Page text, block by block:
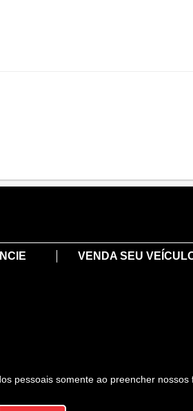
VENDA SEU
pessoais somente ao preencher